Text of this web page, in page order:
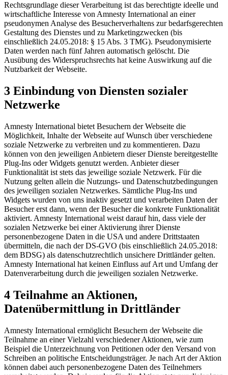
Rechtsgrundlage dieser Verarbeitung ist das berechtigte ideelle und
wirtschaftliche Interesse von Amnesty International an einer
pseudonymen Analyse des Besucherverhaltens zur bedarfsgerechten
Gestaltung des Dienstes und zu Marketingzwecken (bis
einschließlich 24.05.2018: § 15 Abs. 3 TMG). Pseudonymisierte
Daten werden nach fünf Jahren automatisch gelöscht. Die
Ausübung des Widerspruchsrechts hat keine Auswirkung auf die
Nutzbarkeit der Webseite.
3 Einbindung von Diensten sozialer
Netzwerke
Amnesty International bietet Besuchern der Webseite die
Möglichkeit, Inhalte der Webseite auf Wunsch über verschiedene
soziale Netzwerke zu verbreiten und zu kommentieren. Dazu
können von den jeweiligen Anbietern dieser Dienste bereitgestellte
Plug-Ins oder Widgets genutzt werden. Anbieter dieser
Funktionalität ist stets das jeweilige soziale Netzwerk. Für die
Nutzung gelten allein die Nutzungs- und Datenschutzbedingungen
des jeweiligen sozialen Netzwerkes. Sämtliche Plug-Ins und
Widgets wurden von uns inaktiv gesetzt und verarbeiten Daten der
Besucher erst dann, wenn der Besucher die konkrete Funktionalität
aktiviert. Amnesty International weist darauf hin, dass viele der
sozialen Netzwerke bei einer Aktivierung ihrer Dienste
personenbezogene Daten in die USA und andere Drittstaaten
übermitteln, die nach der DS-GVO (bis einschließlich 24.05.2018:
dem BDSG) als datenschutzrechtlich unsichere Drittländer gelten.
Amnesty International hat keinen Einfluss auf Art und Umfang der
Datenverarbeitung durch die jeweiligen sozialen Netzwerke.
4 Teilnahme an Aktionen,
Datenübermittlung in Drittländer
Amnesty International ermöglicht Besuchern der Webseite die
Teilnahme an einer Vielzahl verschiedener Aktionen, wie zum
Beispiel die Unterzeichnung von Petitionen oder den Versand von
Schreiben an politische Entscheidungsträger. Je nach Art der Aktion
können dabei auch personenbezogene Daten des Teilnehmers